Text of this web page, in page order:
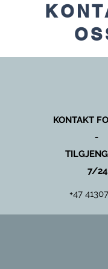
KONTAKT
-
7/24
+47